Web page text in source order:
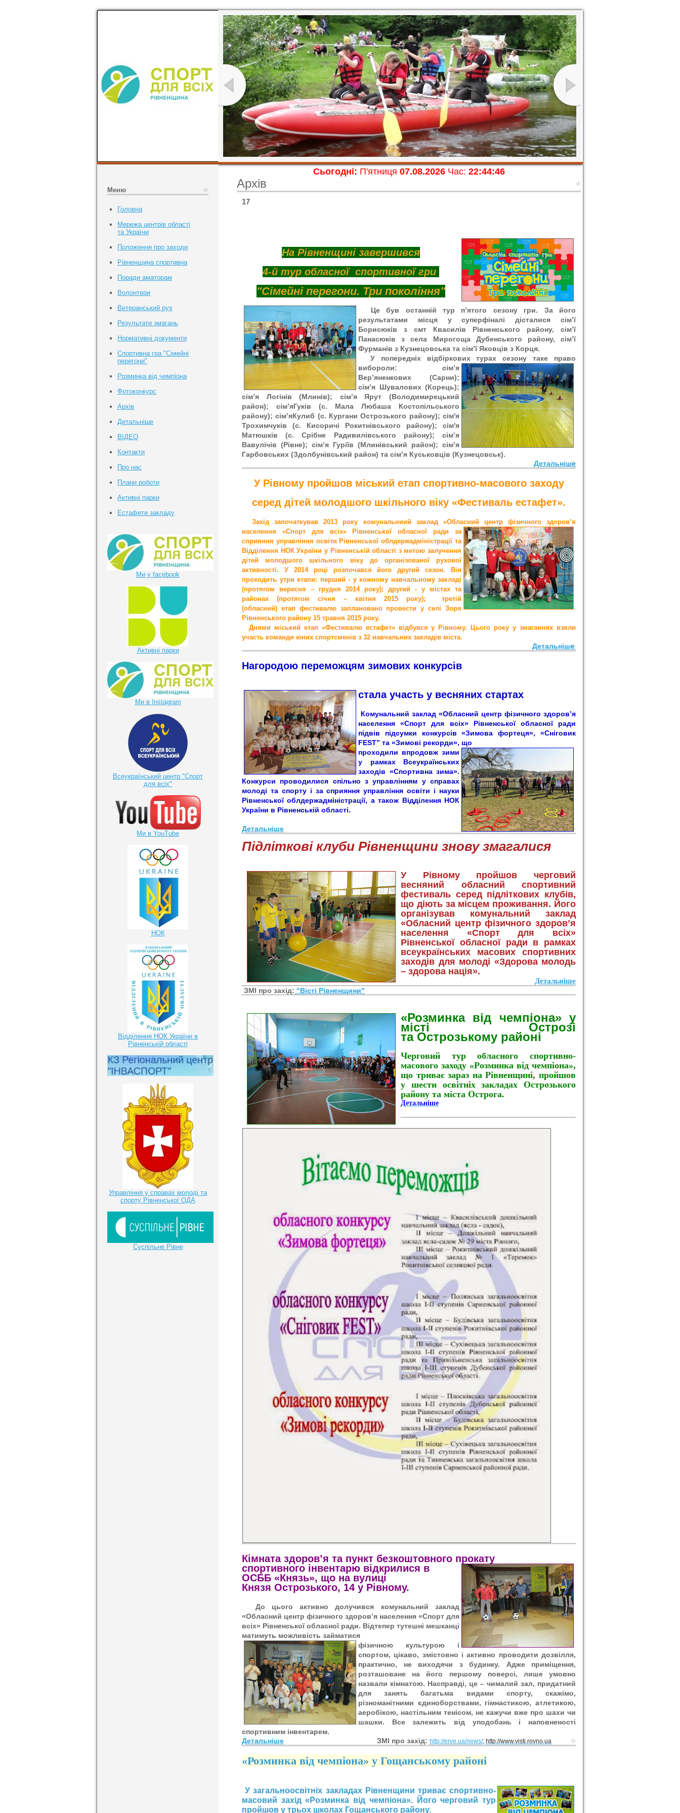
Сьогодні: П'ятниця 07.08.2026Час: 22:44:47
Архів
17
На Рівненщині завершився
4-й тур обласної спортивної гри
"Сімейні перегони. Три покоління"
Це був останній тур п’ятого сезону гри. За його
результатами місця у суперфіналі дісталися сім’ї
Борисюків з смт Квасилів Рівненського району, сім’ї
Панасюків з села Мирогоща Дубенського району, сім’ї
Фурманів з Кузнецовська та сім’ї Яковців з Корця.
У попередніх відбіркових турах сезону таке право
вибороли: сім’я
Вер’яненкових (Сарни);
сім’я Шувалових (Корець);
сім’я Логінів (Млинів); сім’я Ярут (Володимирецький
район); сім’яГуків (с. Мала Любаша Костопільського
району); сім’яКулиб (с. Кургани Острозького району); сім'я
Трохимчуків (с. Кисоричі Рокитнівського району); сім'я
Матюшків (с. Срібне Радивилівського району); сім’я
Вавулічів (Рівне); сім’я Гуріїв (Млинівський район); сім’я
Гарбовських (Здолбунівський район) та сім’я Куськовців (Кузнецовськ).
Детальніше
У Рівному пройшов міський етап спортивно-масового заходу
серед дітей молодшого шкільного віку «Фестиваль естафет».
Захід започаткував 2013 року комунальниий заклад «Обласний центр фізичного здоров’я
населення «Спорт для всіх» Рівненської обласної ради за
сприяння управління освіти Рівненської облдержадміністрації та
Відділення НОК України у Рівненській області з метою залучення
дітей молодшого шкільного віку до організованої рухової
активності. У 2014 році розпочався його другий сезон. Він
проходить утри етапи: перший - у кожному навчальному закладі
(протягом вересня – грудня 2014 року); другий - у містах та
районах (протягом січня – квітня 2015 року); третій
(обласний) етап фестивалю заплановано провести у селі Зоря
Рівненського району 15 травня 2015 року.
Днями міський етап «Фестивалю естафет» відбувся у Рівному. Цього року у змаганнях взяли
участь команди юних спортсменів з 32 навчальних закладів міста.
Детальніше
Нагородою переможцям зимових конкурсів
стала участь у весняних стартах
Комунальний заклад «Обласний центр фізичного здоров’я
населення «Спорт для всіх» Рівненської обласної ради
підвів підсумки конкурсів «Зимова фортеця», «Сніговик
FEST” та «Зимові рекорди», що
проходили впродовж зими
у рамках Всеукраїнських
заходів «Спортивна зима».
Конкурси проводилися спільно з управлінням у справах
молоді та спорту і за сприяння управління освіти і науки
Рівненської облдержадміністрації, а також Відділення НОК
України в Рівненській області.
Детальніше
Підліткові клуби Рівненщини знову змагалися
У Рівному пройшов черговий
весняний обласний спортивний
фестиваль серед підліткових клубів,
що діють за місцем проживання. Його
організував комунальний заклад
«Обласний центр фізичного здоров’я
населення «Спорт для всіх»
Рівненської обласної ради в рамках
всеукраїнських масових спортивних
заходів для молоді «Здорова молодь
– здорова нація».
Детальніше
ЗМІ про захід: "Вісті Рівненщини"
«Розминка від чемпіона» у
місті Острозі
та Острозькому районі
Черговий тур обласного спортивно-
масового заходу «Розминка від чемпіона»,
що триває зараз на Рівненщині, пройшов
у шести освітніх закладах Острозького
району та міста Острога.
Детальніше
Кімната здоров’я та пункт безкоштовного прокату
спортивного інвентарю відкрилися в
ОСББ «Князь», що на вулиці
Князя Острозького, 14 у Рівному.
До цього активно долучився комунальний заклад
«Обласний центр фізичного здоров’я населення «Спорт для
всіх» Рівненської обласної ради. Відтепер тутешні мешканці
матимуть можливість займатися
фізичною культурою і
спортом, цікаво, змістовно і активно проводити дозвілля,
практично, не виходячи з будинку. Адже приміщення,
розташоване на його першому поверсі, лише умовно
назвали кімнатою. Насправді, це – чималий зал, придатний
для занять багатьма видами спорту, скажімо,
різноманітними єдиноборствами, гімнастикою, атлетикою,
аеробікою, настільним тенісом, не кажучи вже про шахи чи
шашки. Все залежить від уподобань і наповненості
спортивним інвентарем.
Детальніше
ЗМІ про захід: http://erve.ua/news/; http://www.visti.rovno.ua
«Розминка від чемпіона» у Гощанському районі
У загальноосвітніх закладах Рівненщини триває спортивно-
масовий захід «Розминка від чемпіона». Його черговий тур
пройшов у трьох школах Гощанського району.
Меню
Головна
Мережа центрів області
та України
Положення про заходи
Рівненщина спортивна
Поради аматорам
Волонтери
Ветеранський рух
Результати змагань
Нормативні документи
Спортивна гра "Сімейні
перегони"
Розминка від чемпіона
Фотоконкурс
Архів
Детальніше
ВІДЕО
Контакти
Про нас
Плани роботи
Активні парки
Естафети закладу
Ми у facebook
Активні парки
Ми в Instagram
Всеукраїнський центр "Спорт
для всіх"
Ми в YouTube
НОК
Відділення НОК України в
Рівненській області
Управління у справах молоді та
спорту Рівненської ОДА
Суспільне Рівне